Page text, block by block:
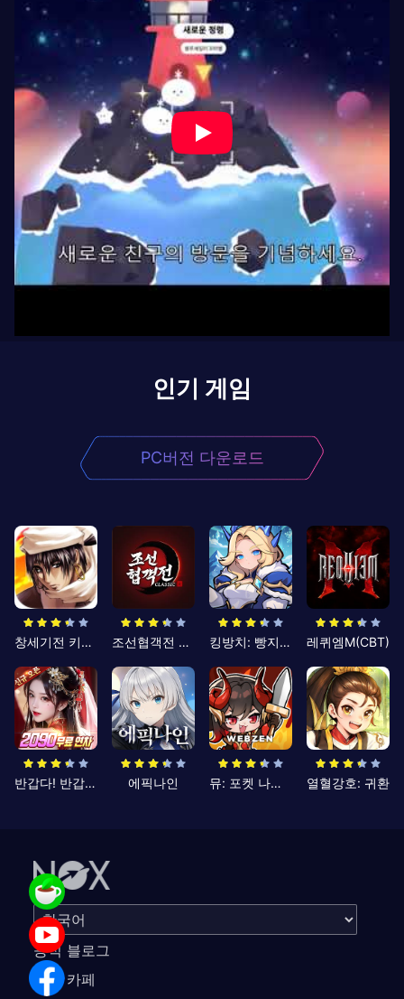
인기 게임
PC버전 다운로드
창세기전 키우기 조선협객전 클래식 킹방치: 빵지의 제왕 레퀴엠M(CBT)
반갑다! 반갑삼국지 에픽나인 뮤: 포켓 나이츠 열혈강호: 귀환
공식 블로그
공식 카페